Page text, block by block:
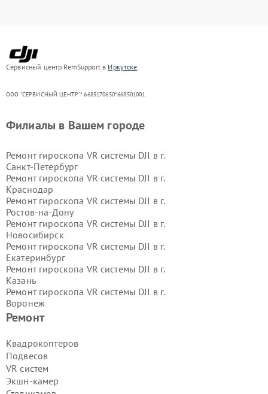
Сервисный центр RemSupport в Иркутске
ООО "СЕРВИСНЫЙ ЦЕНТР"* 6685170650*668501001
Ремонт
Квадрокоптеров
Подвесов
VR систем
Экшн-камер
Филиалы в Вашем городе
Ремонт гироскопа VR системы DJI в г.
Санкт-Петербург
Ремонт гироскопа VR системы DJI в г.
Краснодар
Ремонт гироскопа VR системы DJI в г.
Ростов-на-Дону
Ремонт гироскопа VR системы DJI в г.
Новосибирск
Ремонт гироскопа VR системы DJI в г.
Екатеринбург
Ремонт гироскопа VR системы DJI в г.
Казань
Ремонт гироскопа VR системы DJI в г.
Воронеж
Ремонт гироскопа VR системы DJI в г.
Ремонт гироскопа VR системы DJI в г.
Самара
Ремонт гироскопа VR системы DJI в г.
Пермь
Ремонт гироскопа VR системы DJI в г.